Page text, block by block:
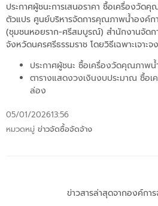
ประกาศผู้ชนะการเสนอราคา ซื้อเครื่องวัด
ตัวแปร ศูนย์บริหารจัดการคุณภาพน้ำองค์ก
(ชุมชนหอยราก-ศรีสมบูรณ์) สำนักงานจัดกา
จังหวัดนครศรีธรรมราช โดยวิธีเฉพาะเจาะจง
ประกาศผู้ชนะ ซื้อเครื่องวัดคุณภาพน้
ตารางแสดงวงเงินงบประมาณ ซื้อ
ล่อง
05/01/202613:56
หมวดหมู่ ข่าวจัดซื้อจัดจ้าง
ข่าวสารล่าสุดจากองค์การ